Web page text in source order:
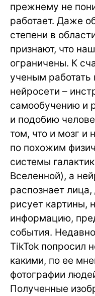
прежнему не
работает. Даже
степени в
признают, что
ограничены. К
ученым работать
нейросети –
самообучению и
и подобию
том, что и мозг и
по похожим
системы
Вселенной), а
распознает
рисует картины,
информацию,
события.
TikTok попросил
какими, по ее
фотографии
Полученные